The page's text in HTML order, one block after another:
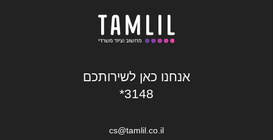
אנחנו כאן לשירותכם
*3148
cs@tamlil.co.il